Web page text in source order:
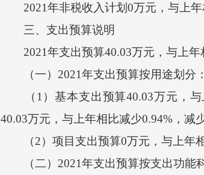
2021年非税收入计划0万元，与上年
三、支出预算说明
2021年支出预算40.03万元，与上年
（一）2021年支出预算按用途划分：
（1）基本支出预算40.03万元，与
40.03万元，与上年相比减少0.94%，减
（2）项目支出预算0万元，与上年相
（二）2021年支出预算按支出功能科